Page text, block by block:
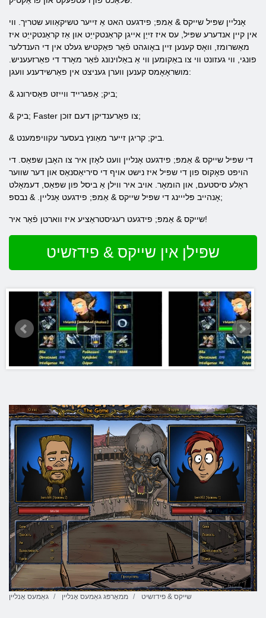
אָנליין שפּיל שייקס & אַמפּ; פידגעט האט אַ זייער טשיקאַווע שטריך. ווי
אין קיין אנדערע שפּיל, עס איז זייַן אייגן קראַנטקייַט און אַז קראַנטקייַט איז
מאַשרומז, וואָס קענען זיין באָוגהט פֿאַר פאַקטיש געלט אין די הענדלער
פונגי, ווי געזונט ווי צו באַקומען ווי אַ באַלוינונג פֿאַר מאָרד די פאַרזעעניש.
מושראָאָמס קענען ווערן געניצט אין פאַרשידענע וועגן:
& ביק; אַפּגרייד ווייזט פּאַסירונג;
& ביק; Faster צו פאַרענדיקן דעם זוכן;
די שפּיל שייקס & אַמפּ; פידגעט אָנליין וועט לאָזן איר צו האָבן שפּאַס. די
הויפּט פאָקוס פון די שפּיל איז נישט אויף די סיריאַסנאַס און דער שווער
ראָלע סיסטעם, און הומאָר. אויב איר ווילן אַ ביסל פון שפּאַס, דעמאָלט
אָנהייב פּלייינג די שפּיל שייקס & אַמפּ; פידגעט אָנליין. & נבספּ;
שייקס & אַמפּ; פידגעט רעגיסטראַציע איז ווארטן פֿאַר איר!
שפּילן אין שייקס & פידזשיט
גאַמעס אָנליין ממאָרפּג גאַמעס אָנליין שייקס & פידזשיט